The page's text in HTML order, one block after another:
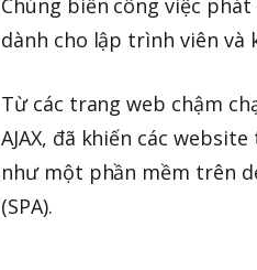
Chúng biến công việc
dành cho lập trình viên và
Từ các trang web chậm
AJAX, đã khiến các
như một phần mềm trên
(SPA).